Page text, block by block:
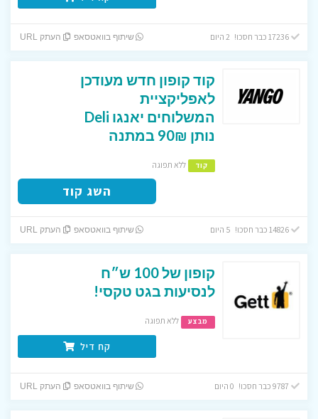
17236 כבר חסכו! 2 היום שיתוף בוואטסאפ העתק URL
קוד קופון חדש מעודכן
לאפליקציית
המשלוחים יאנגו Deli
נותן 90₪ במתנה
קוד ללא תפוגה
השג קוד
14826 כבר חסכו! 5 היום שיתוף בוואטסאפ העתק URL
קופון של 100 ש״ח
לנסיעות בגט טקסי!
מבצע ללא תפוגה
קח דיל
שיתוף בוואטסאפ העתק URL